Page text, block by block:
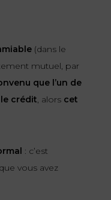
(dans le
mutuel, par
que l’un de
crédit, alors cet
: c’est
vous avez